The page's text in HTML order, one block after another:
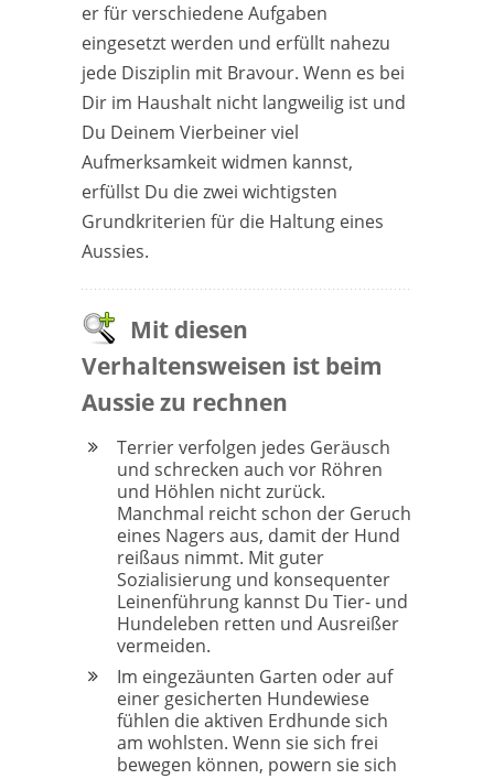
er für verschiedene Aufgaben
eingesetzt werden und erfüllt nahezu
jede Disziplin mit Bravour. Wenn es bei
Dir im Haushalt nicht langweilig ist und
Du Deinem Vierbeiner viel
Aufmerksamkeit widmen kannst,
erfüllst Du die zwei wichtigsten
Grundkriterien für die Haltung eines
Aussies.
Mit diesen
Verhaltensweisen ist beim
Aussie zu rechnen
Terrier verfolgen jedes Geräusch
und schrecken auch vor Röhren
und Höhlen nicht zurück.
Manchmal reicht schon der Geruch
eines Nagers aus, damit der Hund
reißaus nimmt. Mit guter
Sozialisierung und konsequenter
Leinenführung kannst Du Tier- und
Hundeleben retten und Ausreißer
vermeiden.
Im eingezäunten Garten oder auf
einer gesicherten Hundewiese
fühlen die aktiven Erdhunde sich
am wohlsten. Wenn sie sich frei
bewegen können, powern sie sich